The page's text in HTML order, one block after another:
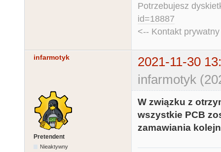
Potrzebujesz
id=18887
<-- Kontakt
infarmotyk
2021-11-30
infarmotyk
Pretendent
Nieaktywny
W związku z
wszystkie PCB
zamawiania